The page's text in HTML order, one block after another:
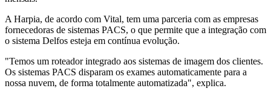
A Harpia, de acordo com Vital, tem uma parceria com as empresas
fornecedoras de sistemas PACS, o que permite que a integração com
o sistema Delfos esteja em contínua evolução.
"Temos um roteador integrado aos sistemas de imagem dos clientes.
Os sistemas PACS disparam os exames automaticamente para a
nossa nuvem, de forma totalmente automatizada", explica.